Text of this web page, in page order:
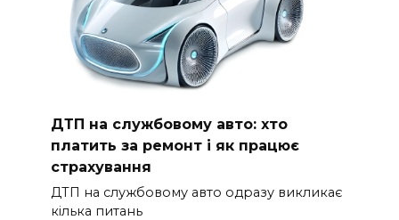
ДТП на службовому авто: хто
платить за ремонт і як працює
страхування
ДТП на службовому авто одразу викликає
кілька питань